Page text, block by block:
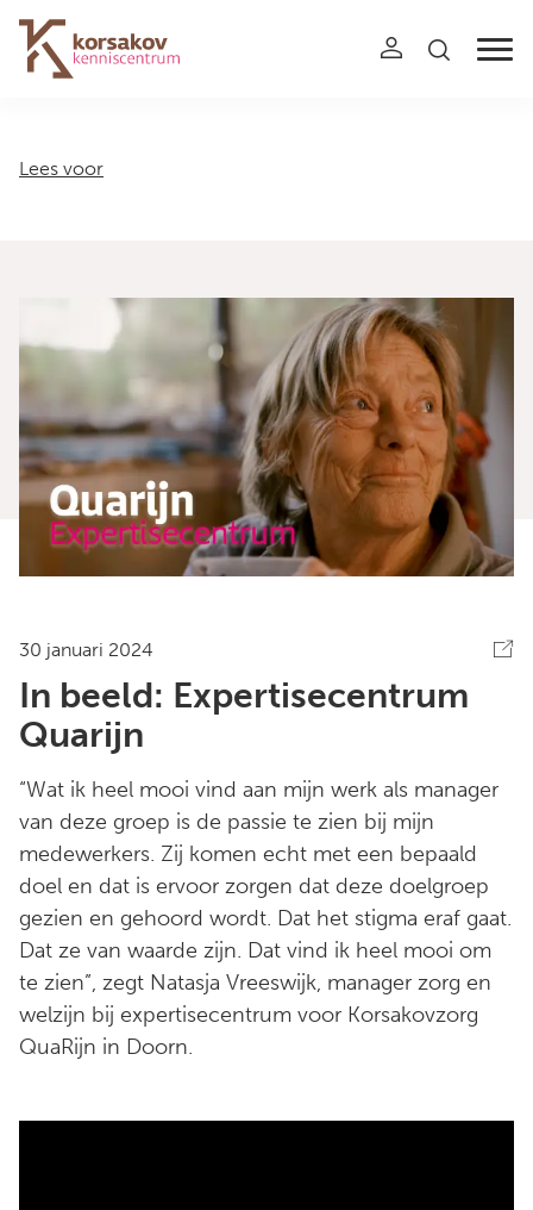
Navigation
Lees voor
30 januari 2024
In beeld: Expertisecentrum
Quarijn
“Wat ik heel mooi vind aan mijn werk als manager
van deze groep is de passie te zien bij mijn
medewerkers. Zij komen echt met een bepaald
doel en dat is ervoor zorgen dat deze doelgroep
gezien en gehoord wordt. Dat het stigma eraf gaat.
Dat ze van waarde zijn. Dat vind ik heel mooi om
te zien”, zegt Natasja Vreeswijk, manager zorg en
welzijn bij expertisecentrum voor Korsakovzorg
QuaRijn in Doorn.